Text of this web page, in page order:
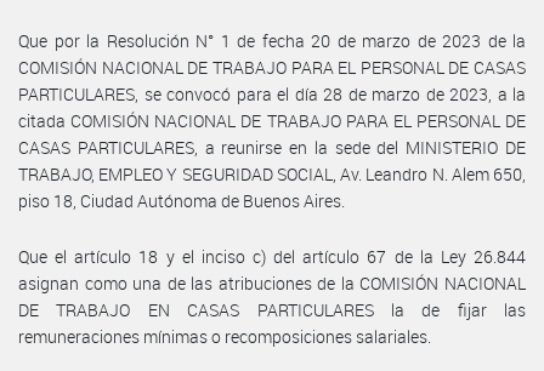
Que por la Resolución N° 1 de fecha 20 de marzo de 2023 de la
COMISIÓN NACIONAL DE TRABAJO PARA EL PERSONAL DE CASAS
PARTICULARES, se convocó para el día 28 de marzo de 2023, a la
citada COMISIÓN NACIONAL DE TRABAJO PARA EL PERSONAL DE
CASAS PARTICULARES, a reunirse en la sede del MINISTERIO DE
TRABAJO, EMPLEO Y SEGURIDAD SOCIAL, Av. Leandro N. Alem 650,
piso 18, Ciudad Autónoma de Buenos Aires.
Que el artículo 18 y el inciso c) del artículo 67 de la Ley 26.844
asignan como una de las atribuciones de la COMISIÓN NACIONAL
DE TRABAJO EN CASAS PARTICULARES la de fijar las
remuneraciones mínimas o recomposiciones salariales.